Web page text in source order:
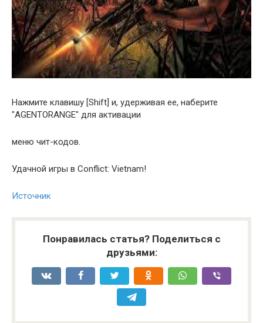
Нажмите клавишу [Shift] и, удерживая ее, наберите
"AGENTORANGE" для активации
меню чит-кодов.
Удачной игры в Conflict: Vietnam!
Источник
Понравилась статья? Поделиться с
друзьями: